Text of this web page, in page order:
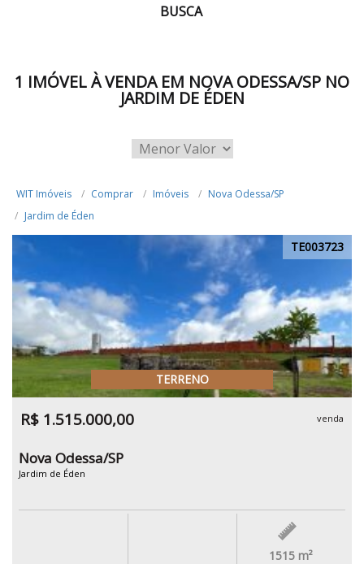
BUSCA
1 IMÓVEL À VENDA EM NOVA ODESSA/SP NO
JARDIM DE ÉDEN
WIT Imóveis Comprar Imóveis
Nova Odessa/SP
Jardim de Éden
TE003723
TERRENO
R$ 1.515.000,00 venda
Nova Odessa/SP
Jardim de Éden
1515 m²